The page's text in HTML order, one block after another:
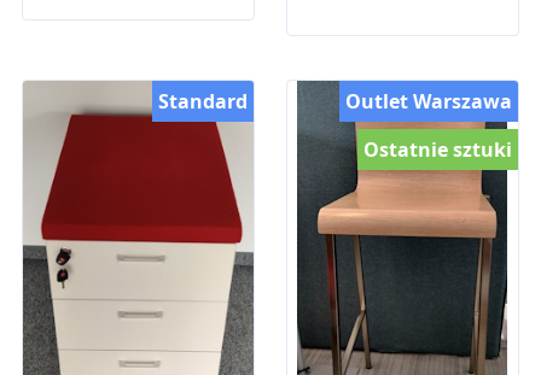
Standard
Ostatnie sztuki
Outlet Warszawa